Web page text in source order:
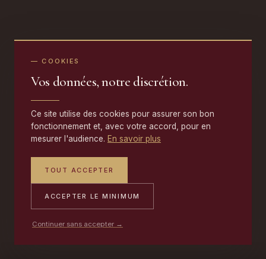
— COOKIES
Vos données, notre discrétion.
Ce site utilise des cookies pour assurer son bon
fonctionnement et, avec votre accord, pour en
mesurer l'audience. En savoir plus
TOUT ACCEPTER
ACCEPTER LE MINIMUM
Continuer sans accepter →